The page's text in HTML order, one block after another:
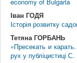
Іван ГОДЯ
Історія розвитку
Тетяна ГОРБАНЬ
«Пресекать и
рух у публіцистиці